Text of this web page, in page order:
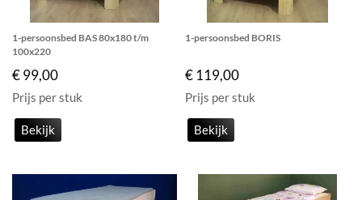
1-persoonsbed BAS 80x180 t/m
100x220
€ 99,00
Prijs per stuk
Bekijk
1-persoonsbed BORIS
€ 119,00
Prijs per stuk
Bekijk